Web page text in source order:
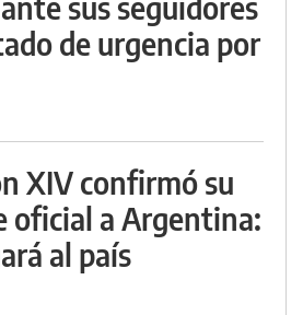
de urgencia por
XIV confirmó su
oficial a Argentina:
al país